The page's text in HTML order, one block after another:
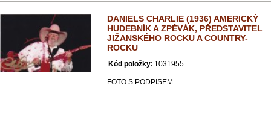
DANIELS CHARLIE (1936) AMERICKÝ
HUDEBNÍK A ZPĚVÁK, PŘEDSTAVITEL
JIŽANSKÉHO ROCKU A COUNTRY-
ROCKU
Kód položky: 1031955
FOTO S PODPISEM